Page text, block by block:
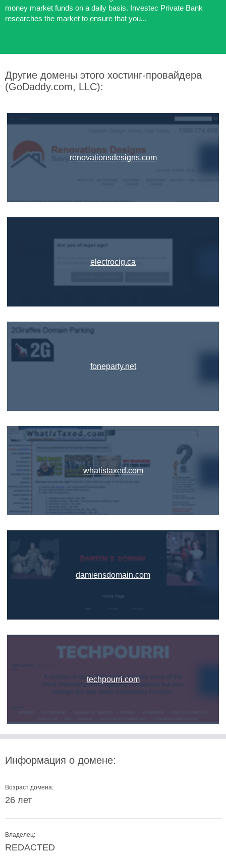
money market funds on a daily basis. Investec Private Bank
researches the market to ensure that you...
Другие домены этого хостинг-провайдера
(GoDaddy.com, LLC):
renovationsdesigns.com
electrocig.ca
foneparty.net
whatistaxed.com
damiensdomain.com
techpourri.com
Информация о домене:
Возраст домена:
26 лет
Владелец:
REDACTED